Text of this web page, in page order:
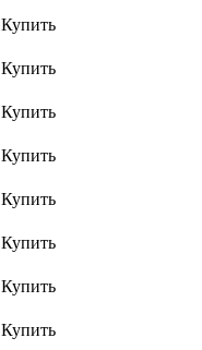
Купить
Купить
Купить
Купить
Купить
Купить
Купить
Купить